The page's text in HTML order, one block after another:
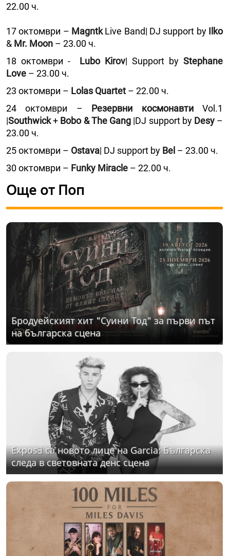
22.00 ч.
17 октомври – MagntkLive Band| DJ support by Ilko
& Mr. Moon – 23.00 ч.
18 октомври - Lubo Kirov| Support byStephane
Love – 23.00 ч.
23 октомври – Lolas Quartet – 22.00 ч.
24 октомври – Резервни космонавтиVol.1
|Southwick+ Bobo & The Gang |DJ support by Desy–
23.00 ч.
25 октомври – Ostava| DJ support by Bel – 23.00 ч.
30 октомври – Funky Miracle – 22.00 ч.
Още от Поп
Бродуейският хит "Суини Тод" за първи път
на българска сцена
ExposƎ са новото лице на Garcia: Българска
следа в световната денс сцена